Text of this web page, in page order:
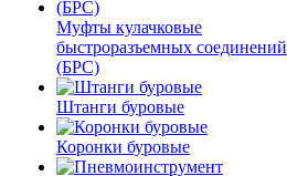
Муфты кулачковые
быстроразъемных соединений
(БРС)
Штанги буровые
Коронки буровые